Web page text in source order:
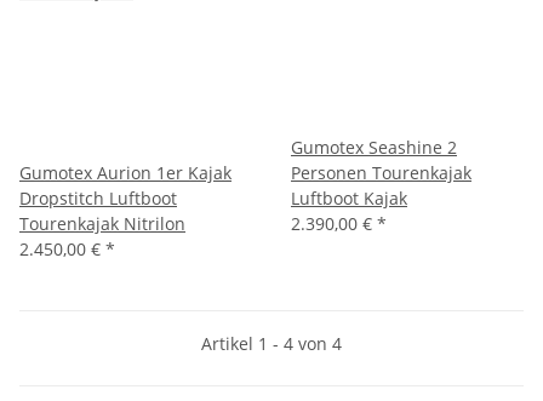
Gumotex Aurion 1er Kajak
Dropstitch Luftboot
Tourenkajak Nitrilon
2.450,00 € *
Gumotex Seashine 2
Personen Tourenkajak
Luftboot Kajak
2.390,00 € *
Artikel 1 - 4 von 4